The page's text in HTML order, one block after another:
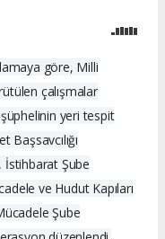
göre, Milli
çalışmalar
yeri tespit
İstihbarat Şube
ve Hudut Kapıları
Şube